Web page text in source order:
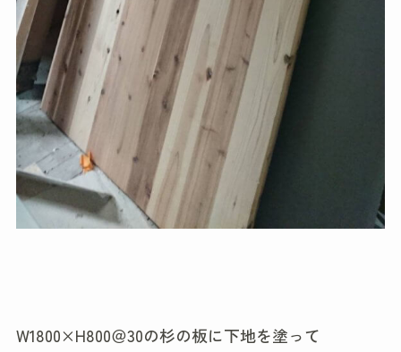
W1800×H800＠30の杉の板に下地を塗って